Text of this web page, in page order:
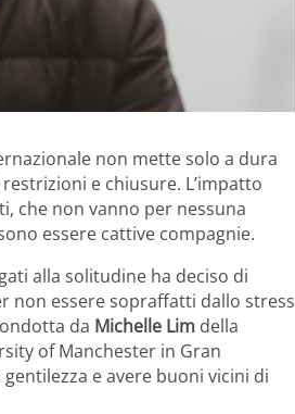
non mette solo a dura
e chiusure. L’impatto
che non vanno per nessuna
essere cattive compagnie.
alla solitudine ha deciso di
non essere sopraffatti dallo stress
da Michelle Lim della
of Manchester in Gran
e avere buoni vicini di